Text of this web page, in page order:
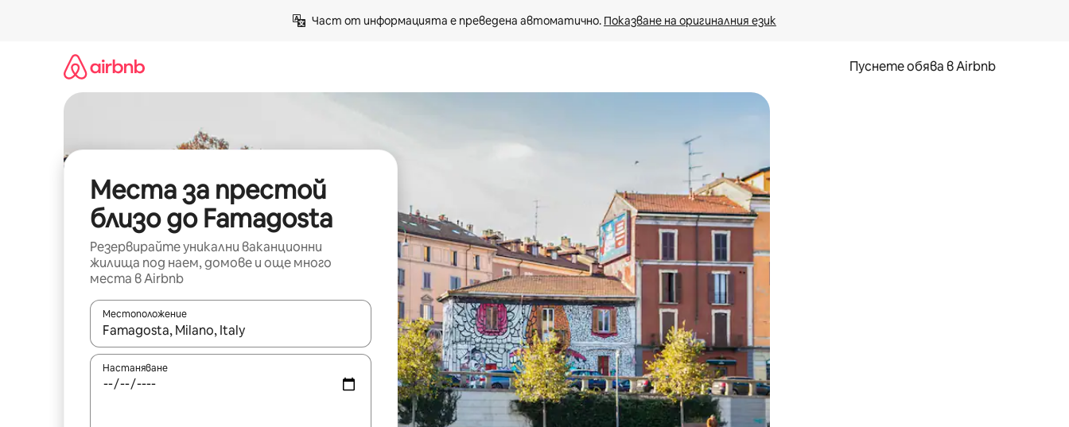
Част от информацията е преведена автоматично. Показване на оригиналния език
Пуснете обява в Airbnb
Места за престой
близо до Famagosta
Резервирайте уникални ваканционни
жилища под наем, домове и още много
места в Airbnb
Местоположение
Когато резултатите се покажат, използвайте клавишите със стрелки нагоре и надолу или навигирайте с докосване или плъзгане.
Настаняване